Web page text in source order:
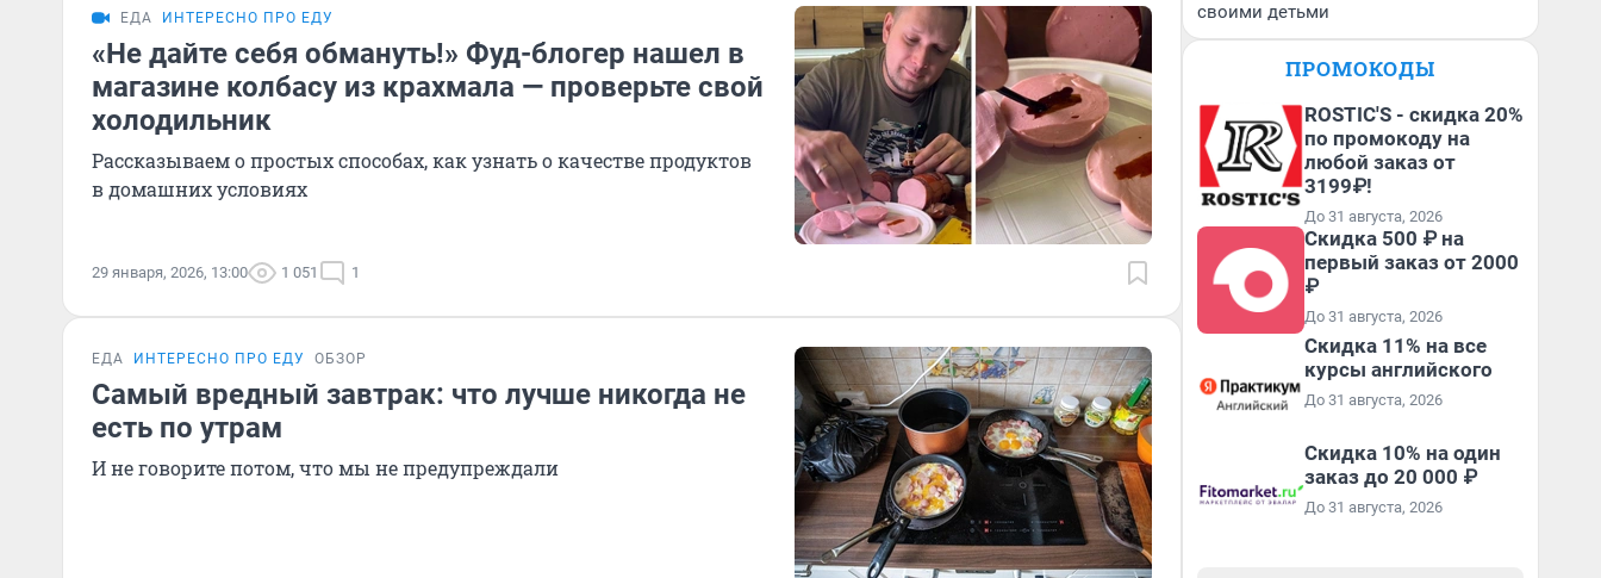
ЕДА ИНТЕРЕСНО ПРО ЕДУ
«Не дайте себя обмануть!» Фуд-блогер нашел в
магазине колбасу из крахмала — проверьте свой
холодильник
Рассказываем о простых способах, как узнать о качестве продуктов
в домашних условиях
29 января, 2026, 13:00 1 051 1
ЕДА ИНТЕРЕСНО ПРО ЕДУ ОБЗОР
Самый вредный завтрак: что лучше никогда не
есть по утрам
И не говорите потом, что мы не предупреждали
своими детьми
ПРОМОКОДЫ
ROSTIC'S - скидка 20%
по промокоду на
любой заказ от
3199₽!
До 31 августа, 2026
Скидка 500 ₽ на
первый заказ от 2000
₽
До 31 августа, 2026
Скидка 11% на все
курсы английского
До 31 августа, 2026
Скидка 10% на один
заказ до 20 000 ₽
До 31 августа, 2026